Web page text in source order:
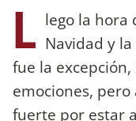
L lego la hora
Navidad y
fue la
emociones,
fuerte por estar